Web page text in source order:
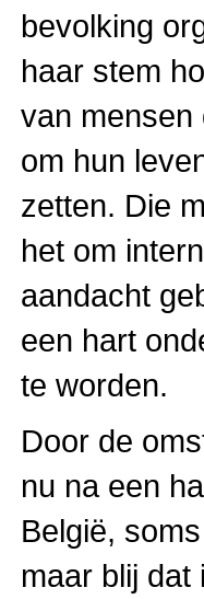
bevolking
haar stem
van mensen
om hun
zetten. Die
het om
aandacht
een hart
te worden.
Door de
nu na een
België,
maar blij dat